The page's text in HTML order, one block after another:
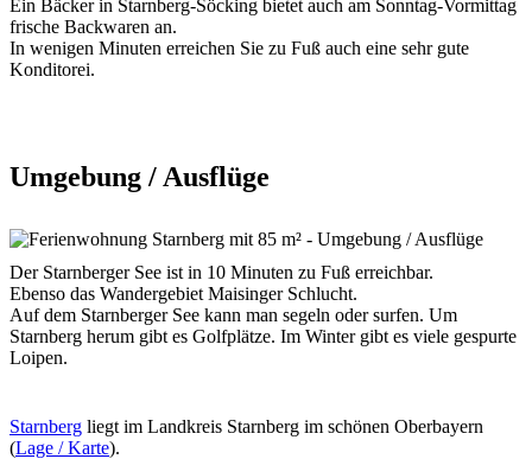
Ein Bäcker in Starnberg-Söcking bietet auch am Sonntag-Vormittag
frische Backwaren an.
In wenigen Minuten erreichen Sie zu Fuß auch eine sehr gute
Konditorei.
Umgebung / Ausflüge
Der Starnberger See ist in 10 Minuten zu Fuß erreichbar.
Ebenso das Wandergebiet Maisinger Schlucht.
Auf dem Starnberger See kann man segeln oder surfen. Um
Starnberg herum gibt es Golfplätze. Im Winter gibt es viele gespurte
Loipen.
Starnberg liegt im Landkreis Starnberg im schönen Oberbayern
(Lage / Karte).